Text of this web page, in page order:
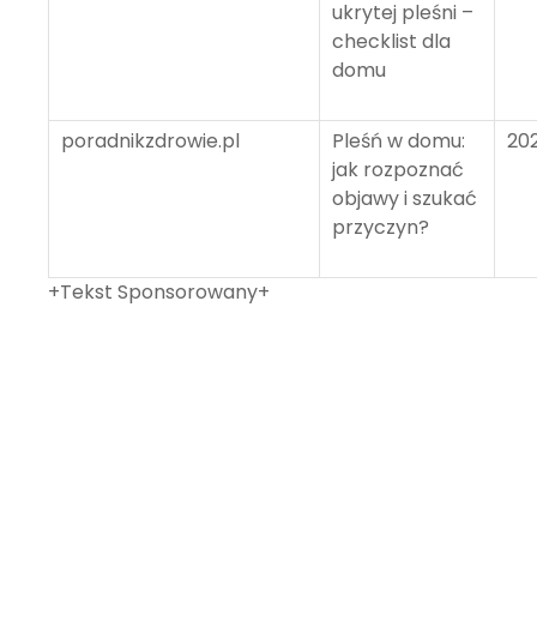
ukrytej pleśni –
checklist dla
domu
poradnikzdrowie.pl
Pleśń w domu:
jak rozpoznać
objawy i szukać
przyczyn?
+Tekst Sponsorowany+